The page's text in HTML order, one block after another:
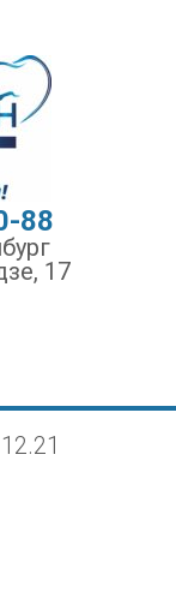
88
17